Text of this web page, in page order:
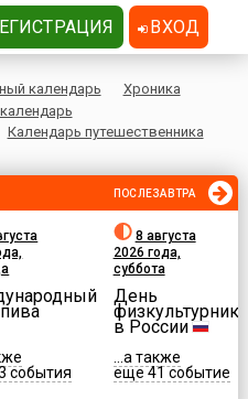
календарь
Хроника
Календарь путешественника
события
ПОСЛЕЗАВТРА
8 августа
2026 года,
суббота
День
физкультурника
в России
...а также
еще 41 событие
ВХОД